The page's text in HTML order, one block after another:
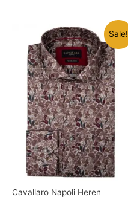
Sale!
Cavallaro Napoli Heren